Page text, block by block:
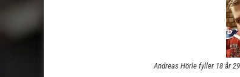
Andreas Hörle fyller 18 år